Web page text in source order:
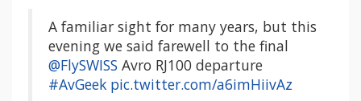
A familiar sight for many years, but this
evening we said farewell to the final
@FlySWISS Avro RJ100 departure
#AvGeek pic.twitter.com/a6imHiivAz